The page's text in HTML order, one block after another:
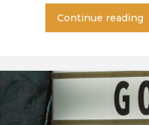
Continue reading